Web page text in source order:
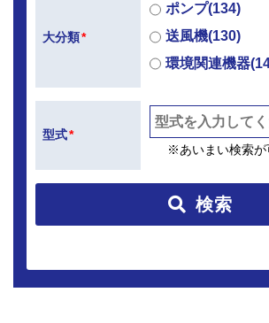
大分類*
ポンプ(134)
送風機(130)
環境関連機器
型式*
※あいまい検索が
検索